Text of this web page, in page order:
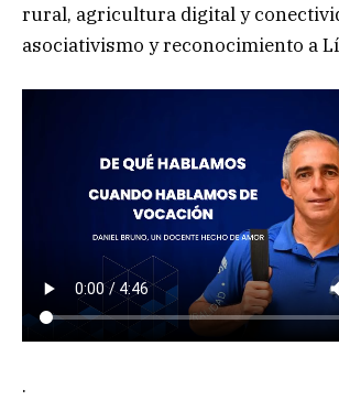
rural, agricultura digital y
asociativismo y reconocimiento a
.